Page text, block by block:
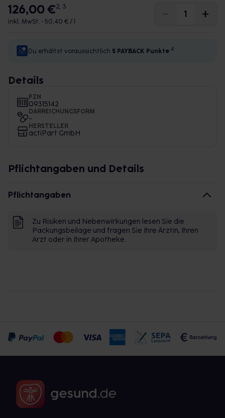
126,00 €2, 3
inkl. MwSt. • 50,40 € / l
Du erhältst voraussichtlich 5 PAYBACK Punkte 4
Details
PZN
09315142
DARREICHUNGSFORM
-
HERSTELLER
actiPart GmbH
Pflichtangaben und Details
Pflichtangaben
Zu Risiken und Nebenwirkungen lesen Sie die
Packungsbeilage und fragen Sie Ihre Ärztin, Ihren
Arzt oder in Ihrer Apotheke.